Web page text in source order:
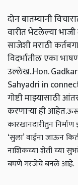
दोन बातम्यानी
वारीत भेटलेल्या
साजेशी मराठी
विदर्भातील एका
उल्लेख..Hon.
Sahyadri in
गोष्टी माझ्यासाठी
करणाऱ्या ही आहेत.
कारखानदारीतुन
‘सुला’ वाईना जाऊन
नाशिकच्या शेती च्या
बघणे गरजेचे बनले आहे.